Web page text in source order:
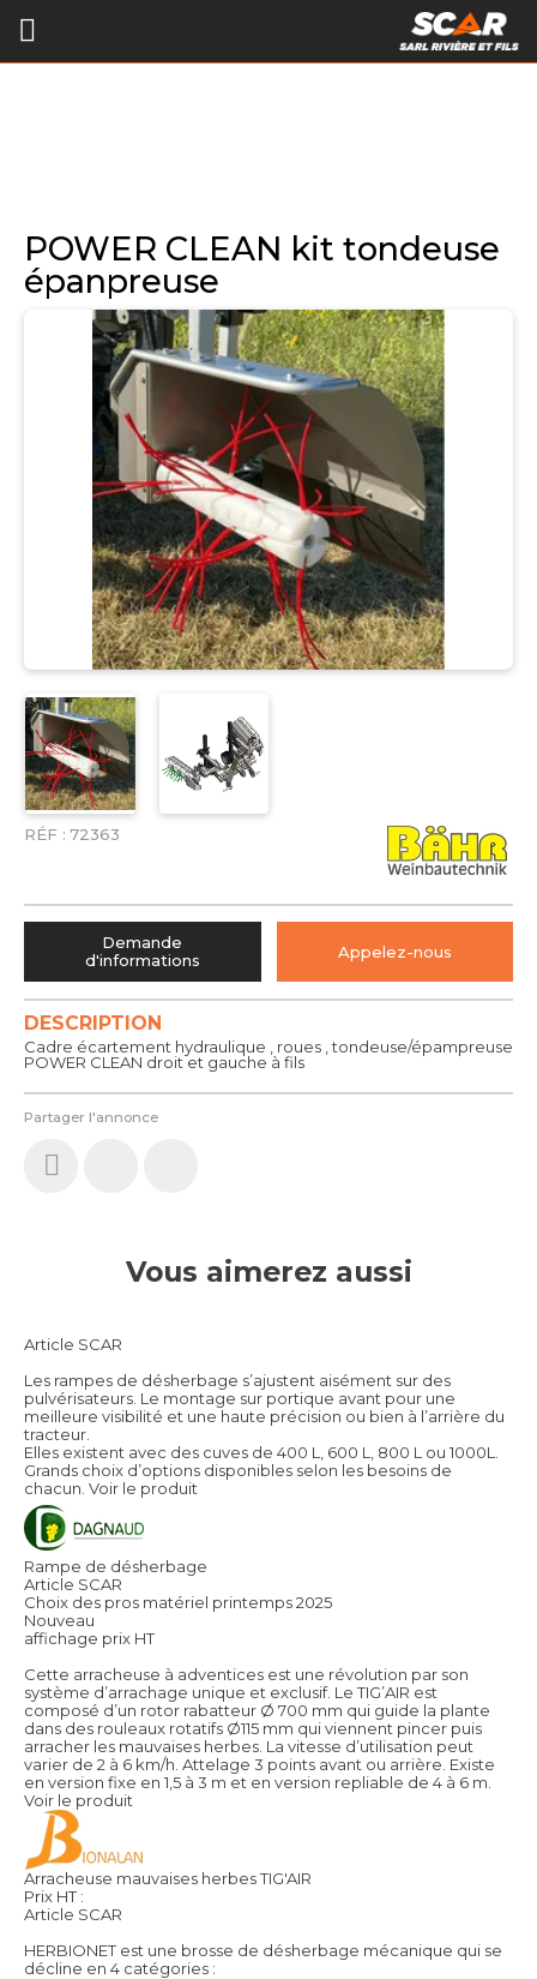
POWER CLEAN kit tondeuse
épanpreuse
RÉF : 72363
Partager l'annonce
DESCRIPTION
Cadre écartement hydraulique , roues , tondeuse/épampreuse
POWER CLEAN droit et gauche à fils
Demande
d'informations
Appelez-nous
Vous aimerez aussi
Article SCAR
Les rampes de désherbage s’ajustent aisément sur des
pulvérisateurs. Le montage sur portique avant pour une
meilleure visibilité et une haute précision ou bien à l’arrière du
tracteur.
Elles existent avec des cuves de 400 L, 600 L, 800 L ou 1000L.
Grands choix d’options disponibles selon les besoins de
chacun. Voir le produit
Rampe de désherbage
Article SCAR
Choix des pros matériel printemps 2025
Nouveau
affichage prix HT
Cette arracheuse à adventices est une révolution par son
système d’arrachage unique et exclusif. Le TIG’AIR est
composé d’un rotor rabatteur Ø 700 mm qui guide la plante
dans des rouleaux rotatifs Ø115 mm qui viennent pincer puis
arracher les mauvaises herbes. La vitesse d’utilisation peut
varier de 2 à 6 km/h. Attelage 3 points avant ou arrière. Existe
en version fixe en 1,5 à 3 m et en version repliable de 4 à 6 m.
Voir le produit
Arracheuse mauvaises herbes TIG'AIR
Prix HT :
Article SCAR
HERBIONET est une brosse de désherbage mécanique qui se
décline en 4 catégories :